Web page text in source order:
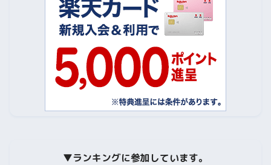
▼ランキングに参加しています。